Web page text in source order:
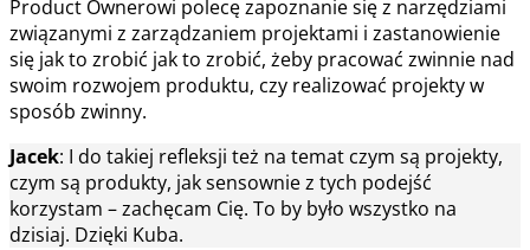
Product Ownerowi polecę zapoznanie się z narzędziami
związanymi z zarządzaniem projektami i zastanowienie
się jak to zrobić jak to zrobić, żeby pracować zwinnie nad
swoim rozwojem produktu, czy realizować projekty w
sposób zwinny.
Jacek: I do takiej refleksji też na temat czym są projekty,
czym są produkty, jak sensownie z tych podejść
korzystam – zachęcam Cię. To by było wszystko na
dzisiaj. Dzięki Kuba.